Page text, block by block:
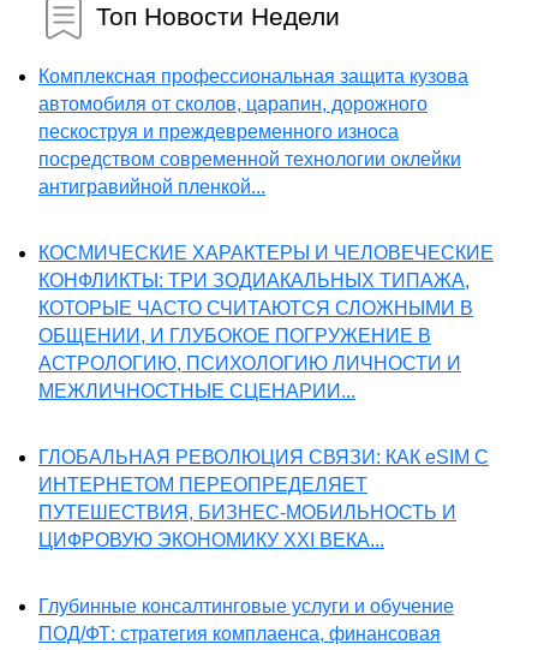
Топ Новости Недели
Комплексная профессиональная защита кузова
автомобиля от сколов, царапин, дорожного
пескоструя и преждевременного износа
посредством современной технологии оклейки
антигравийной пленкой...
КОСМИЧЕСКИЕ ХАРАКТЕРЫ И ЧЕЛОВЕЧЕСКИЕ
КОНФЛИКТЫ: ТРИ ЗОДИАКАЛЬНЫХ ТИПАЖА,
КОТОРЫЕ ЧАСТО СЧИТАЮТСЯ СЛОЖНЫМИ В
ОБЩЕНИИ, И ГЛУБОКОЕ ПОГРУЖЕНИЕ В
АСТРОЛОГИЮ, ПСИХОЛОГИЮ ЛИЧНОСТИ И
МЕЖЛИЧНОСТНЫЕ СЦЕНАРИИ...
ГЛОБАЛЬНАЯ РЕВОЛЮЦИЯ СВЯЗИ: КАК eSIM С
ИНТЕРНЕТОМ ПЕРЕОПРЕДЕЛЯЕТ
ПУТЕШЕСТВИЯ, БИЗНЕС-МОБИЛЬНОСТЬ И
ЦИФРОВУЮ ЭКОНОМИКУ XXI ВЕКА...
Глубинные консалтинговые услуги и обучение
ПОД/ФТ: стратегия комплаенса, финансовая